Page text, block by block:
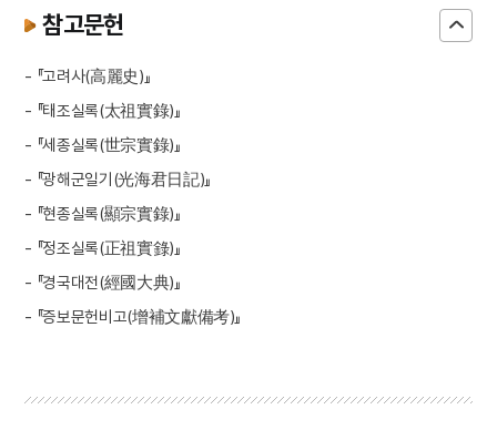
참고문헌
- 『고려사(高麗史)』
- 『태조실록(太祖實錄)』
- 『세종실록(世宗實錄)』
- 『광해군일기(光海君日記)』
- 『현종실록(顯宗實錄)』
- 『정조실록(正祖實錄)』
- 『경국대전(經國大典)』
- 『증보문헌비고(增補文獻備考)』